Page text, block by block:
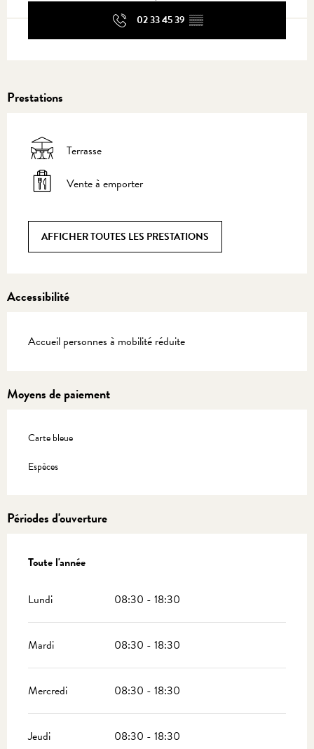
02 33 45 39 ▒▒
Prestations
Terrasse
Vente à emporter
AFFICHER TOUTES LES PRESTATIONS
Accessibilité
Accueil personnes à mobilité réduite
Moyens de paiement
Carte bleue
Espèces
Périodes d'ouverture
Toute l'année
Toute l'année
Lundi 08:30 - 18:30
Mardi 08:30 - 18:30
Mercredi 08:30 - 18:30
Jeudi 08:30 - 18:30